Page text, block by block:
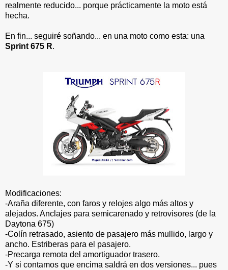
realmente reducido... porque prácticamente la moto está
hecha.
En fin... seguiré soñando... en una moto como esta: una
Sprint 675 R.
Modificaciones:
-Araña diferente, con faros y relojes algo más altos y
alejados. Anclajes para semicarenado y retrovisores (de la
Daytona 675)
-Colín retrasado, asiento de pasajero más mullido, largo y
ancho. Estriberas para el pasajero.
-Precarga remota del amortiguador trasero.
-Y si contamos que encima saldrá en dos versiones... pues